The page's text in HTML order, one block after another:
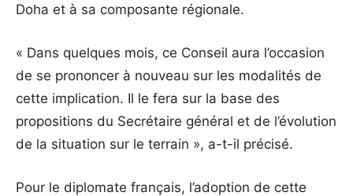
Doha et à sa composante régionale.
« Dans quelques mois, ce Conseil aura l’occasion
de se prononcer à nouveau sur les modalités de
cette implication. Il le fera sur la base des
propositions du Secrétaire général et de l’évolution
de la situation sur le terrain », a-t-il précisé.
Pour le diplomate français, l’adoption de cette